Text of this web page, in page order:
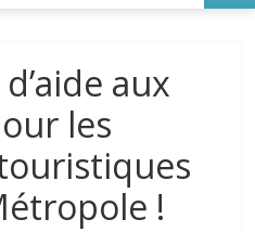
aux
les
!